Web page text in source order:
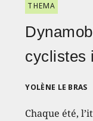
THEMA
cyclistes
YOLÈNE LE BRAS
Chaque été,